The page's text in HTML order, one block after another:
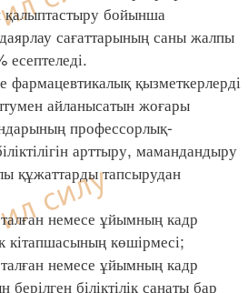
қалыптастыру бойынша
сағаттарының саны жалпы
есептеледі.
қызметкерлерді
айланысатын жоғары
профессорлық-
арттыру, мамандандыру
құжаттарды тапсырудан
немесе ұйымның кадр
кітапшасының көшірмесі;
немесе ұйымның кадр
біліктілік санаты бар